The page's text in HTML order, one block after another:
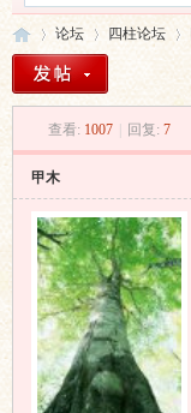
论坛
›
四柱论坛
›
查看: 1007 回复: 7
甲木